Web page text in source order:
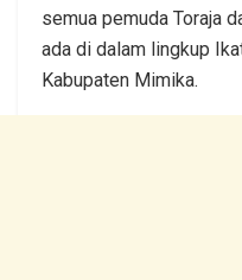
semua pemuda Toraja
ada di dalam lingkup
Kabupaten Mimika.